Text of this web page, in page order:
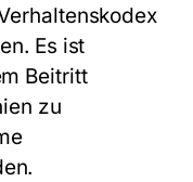
Es ist
Beitritt
zu